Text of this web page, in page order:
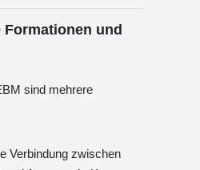
Formationen und
sind mehrere
Verbindung zwischen